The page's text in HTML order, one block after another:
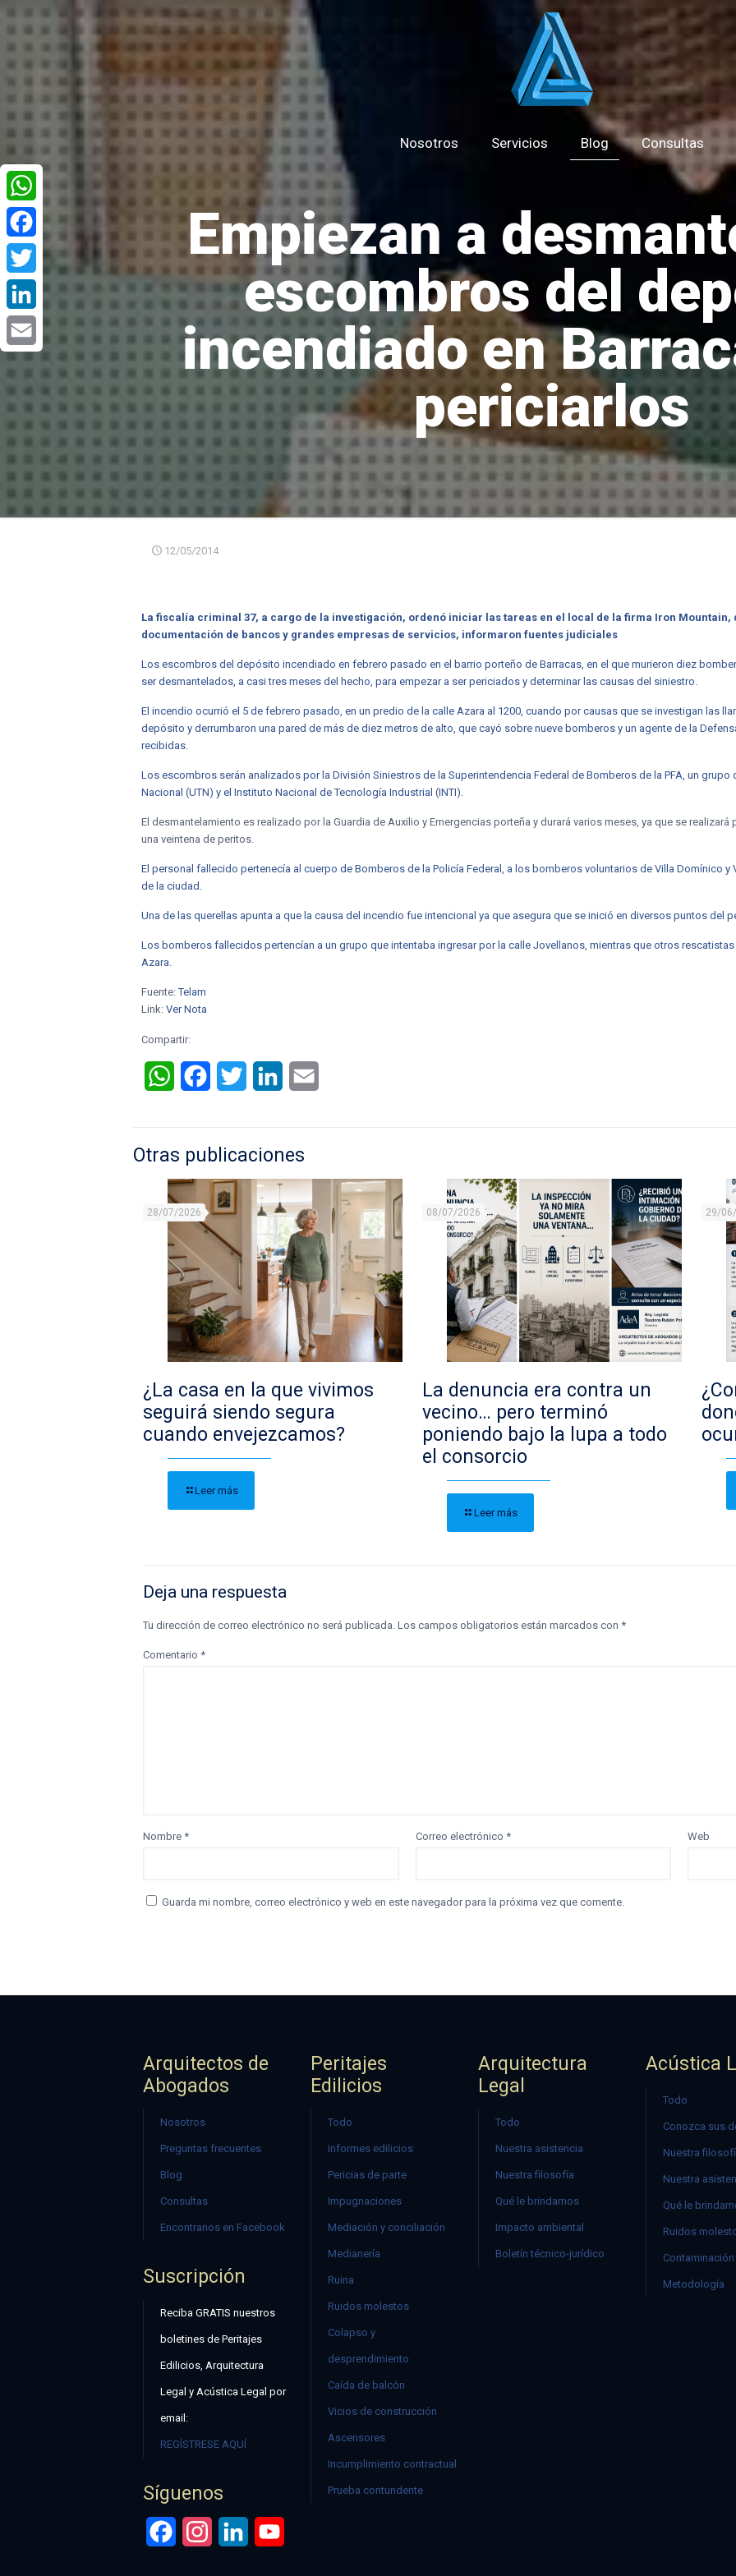
Nosotros Servicios Blog Consultas
Empiezan a
escombros del
incendiado en
periciarlos
12/05/2014
La fiscalía criminal 37, a cargo de la investigación, ordenó iniciar las tareas en el local de la firma Iron Mountain,
documentación de bancos y grandes empresas de servicios, informaron fuentes judiciales
Los escombros del depósito incendiado en febrero pasado en el barrio porteño de Barracas, en el que murieron diez
ser desmantelados, a casi tres meses del hecho, para empezar a ser periciados y determinar las causas del siniestro.
El incendio ocurrió el 5 de febrero pasado, en un predio de la calle Azara al 1200, cuando por causas que se investigan las
depósito y derrumbaron una pared de más de diez metros de alto, que cayó sobre nueve bomberos y un agente de la
recibidas.
Los escombros serán analizados por la División Siniestros de la Superintendencia Federal de Bomberos de la PFA, un
Nacional (UTN) y el Instituto Nacional de Tecnología Industrial (INTI).
El desmantelamiento es realizado por la Guardia de Auxilio y Emergencias porteña y durará varios meses, ya que se
una veintena de peritos.
El personal fallecido pertenecía al cuerpo de Bomberos de la Policía Federal, a los bomberos voluntarios de Villa Domínico y
de la ciudad.
Una de las querellas apunta a que la causa del incendio fue intencional ya que asegura que se inició en diversos puntos del
Los bomberos fallecidos pertencían a un grupo que intentaba ingresar por la calle Jovellanos, mientras que otros
Azara.
Fuente:Telam
Link:Ver Nota
Compartir:
WhatsAppFacebookTwitter LinkedIn
Otras publicaciones
28/07/2026
¿La casa en la que vivimos
seguirá siendo segura
cuando envejezcamos?
Leer más
08/07/2026
La denuncia era contra un
vecino… pero terminó
poniendo bajo la lupa a todo
el consorcio
Leer más
29/
Deja una respuesta
Tu dirección de correo electrónico no será publicada. Los campos obligatorios están marcados con *
Comentario *
Nombre * Correo electrónico * Web
Guarda mi nombre, correo electrónico y web en este navegador para la próxima vez que comente.
Arquitectos de
Abogados
Nosotros
Preguntas frecuentes
Blog
Consultas
Encontranos en Facebook
Suscripción
Reciba GRATIS nuestros
boletines de Peritajes
Edilicios, Arquitectura
Legal y Acústica Legal por
email:
REGÍSTRESE AQUÍ
Síguenos
FacebookInstagramLinkedIn
Peritajes
Edilicios
Todo
Informes edilicios
Pericias de parte
Impugnaciones
Mediación y conciliación
Medianería
Ruina
Ruidos molestos
Colapso y
desprendimiento
Caída de balcón
Vicios de construcción
Ascensores
Incumplimiento contractual
Prueba contundente
Arquitectura
Legal
Todo
Nuestra asistencia
Nuestra filosofía
Qué le brindamos
Impacto ambiental
Boletín técnico-jurídico
Acústica
Todo
Conozca sus
Nuestra
Nuestra
Qué le
Ruidos
Metodología
WhatsApp
Facebook
Twitter
LinkedIn
Email